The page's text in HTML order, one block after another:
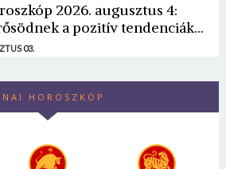
2026. augusztus 4:
a pozitív tendenciák...
03.
HOROSZKÓP